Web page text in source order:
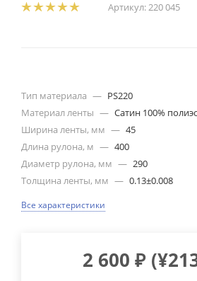
Артикул:220 045
Тип материала — PS220
Материал ленты — Сатин 100%
Ширина ленты, мм — 45
Длина рулона, м — 400
Диаметр рулона, мм — 290
Толщина ленты, мм — 0.13±0.008
Все характеристики
2 600 ₽ (